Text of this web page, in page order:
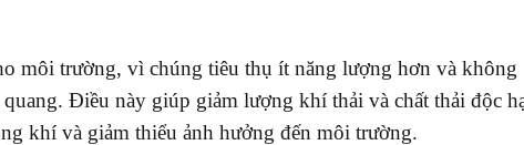
môi trường, vì chúng tiêu thụ ít năng lượng hơn và không
Điều này giúp giảm lượng khí thải và chất thải độc
khí và giảm thiểu ảnh hưởng đến môi trường.